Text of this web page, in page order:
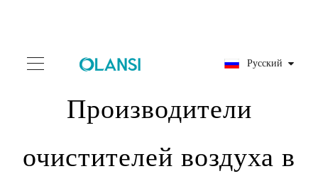
Pусский
Производители
очистителей воздуха в